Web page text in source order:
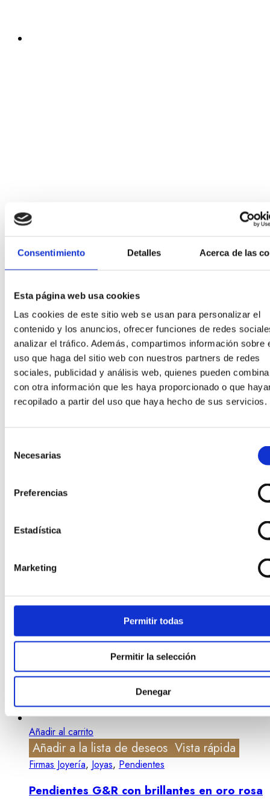
Consentimiento Detalles Acerca de las
Esta página web usa cookies
Las cookies de este sitio web se usan para personalizar el
contenido y los anuncios, ofrecer funciones de redes
analizar el tráfico. Además, compartimos información sobre
uso que haga del sitio web con nuestros partners de redes
sociales, publicidad y análisis web, quienes pueden
con otra información que les haya proporcionado o que
recopilado a partir del uso que haya hecho de sus servicios.
Necesarias
Preferencias
Estadística
Marketing
Permitir todas
Permitir la selección
Denegar
Añadir al carrito
Añadir a la lista de deseos Vista rápida
Firmas Joyería, Joyas Pendientes
Pendiente Dodo en oro rosa con 3 gemas
de colores
Añadir al carrito
Añadir a la lista de deseos Vista rápida
Firmas Joyería, Joyas, Pendientes
Pendientes G&R con brillantes en oro rosa